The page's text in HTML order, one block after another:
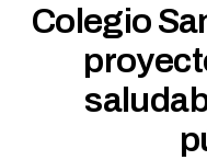
Colegio